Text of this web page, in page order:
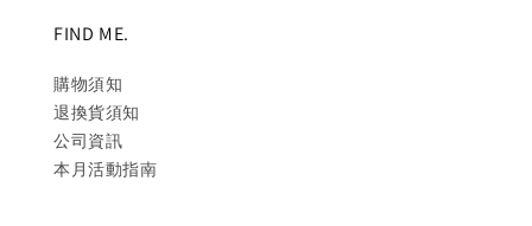
FIND ME.
購物須知
退換貨須知
公司資訊
本月活動指南